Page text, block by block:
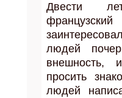
Двести
людей
внешность,
просить
людей